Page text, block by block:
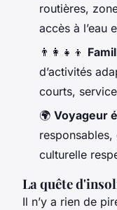
routières,
accès à l’eau
👨‍👩‍👧‍👦
d’activités
courts,
🌍 Voyageur
culturelle
La quête
Il n’y a rien de